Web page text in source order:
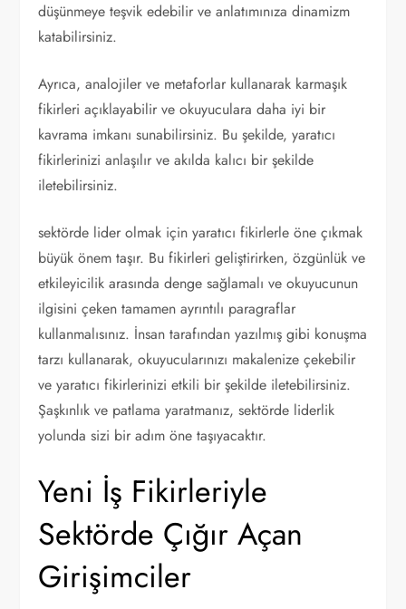
düşünmeye teşvik edebilir ve anlatımınıza dinamizm
katabilirsiniz.
Ayrıca, analojiler ve metaforlar kullanarak karmaşık
fikirleri açıklayabilir ve okuyuculara daha iyi bir
kavrama imkanı sunabilirsiniz. Bu şekilde, yaratıcı
fikirlerinizi anlaşılır ve akılda kalıcı bir şekilde
iletebilirsiniz.
sektörde lider olmak için yaratıcı fikirlerle öne çıkmak
büyük önem taşır. Bu fikirleri geliştirirken, özgünlük ve
etkileyicilik arasında denge sağlamalı ve okuyucunun
ilgisini çeken tamamen ayrıntılı paragraflar
kullanmalısınız. İnsan tarafından yazılmış gibi konuşma
tarzı kullanarak, okuyucularınızı makalenize çekebilir
ve yaratıcı fikirlerinizi etkili bir şekilde iletebilirsiniz.
Şaşkınlık ve patlama yaratmanız, sektörde liderlik
yolunda sizi bir adım öne taşıyacaktır.
Yeni İş Fikirleriyle
Sektörde Çığır Açan
Girişimciler